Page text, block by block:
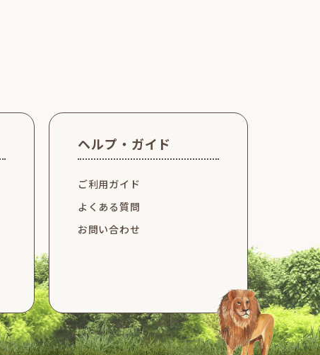
ヘルプ・ガイド
ご利用ガイド
よくある質問
お問い合わせ